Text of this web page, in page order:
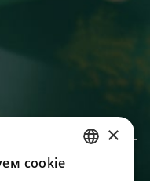
×
сookie